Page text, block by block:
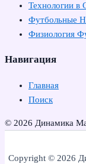
Технологии в
Футбольные
Физиология
Навигация
Главная
Поиск
© 2026 Динамика
Copyright © 2026